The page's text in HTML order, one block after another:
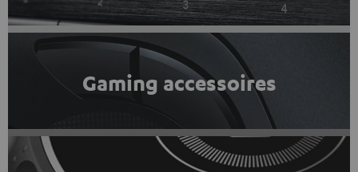
Gaming accessoires